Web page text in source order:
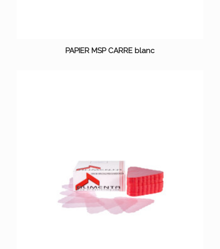
PAPIER MSP CARRE blanc